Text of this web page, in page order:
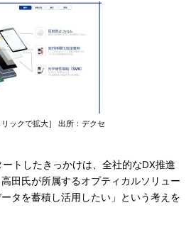
ックで拡大］ 出所：デクセ
トしたきっかけは、全社的なDX推進
田氏が所属するオプティカルソリュー
タを蓄積し活用したい」という考えを